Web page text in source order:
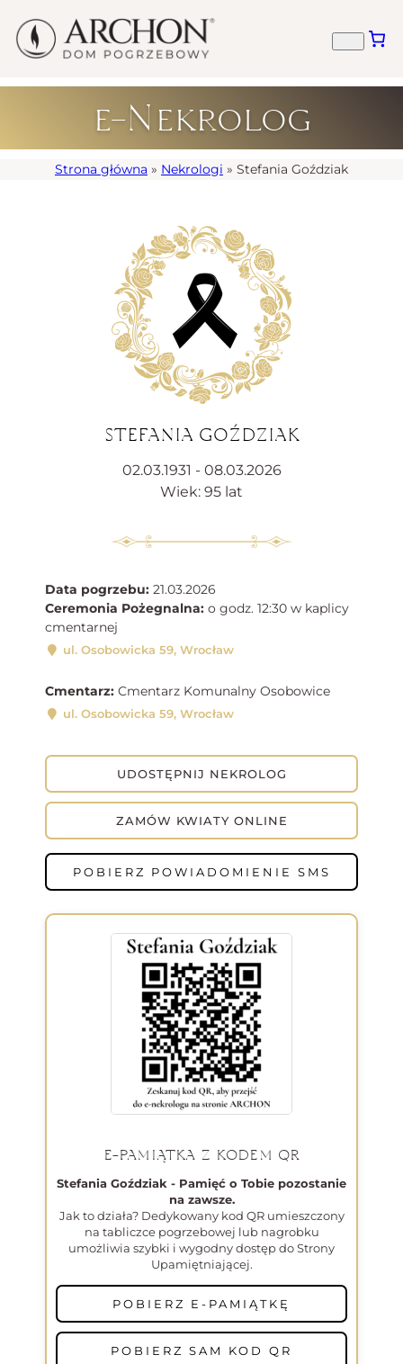
e-Nekrolog
Strona główna » Nekrologi » Stefania Goździak
STEFANIA GOŹDZIAK
02.03.1931 - 08.03.2026
Wiek: 95 lat
Data pogrzebu: 21.03.2026
Ceremonia Pożegnalna: o godz. 12:30 w kaplicy
cmentarnej
ul. Osobowicka 59, Wrocław
Cmentarz: Cmentarz Komunalny Osobowice
ul. Osobowicka 59, Wrocław
UDOSTĘPNIJ NEKROLOG
ZAMÓW KWIATY ONLINE
POBIERZ POWIADOMIENIE SMS
E-PAMIĄTKA Z KODEM QR
Stefania Goździak - Pamięć o Tobie pozostanie
na zawsze.
Jak to działa? Dedykowany kod QR umieszczony
na tabliczce pogrzebowej lub nagrobku
umożliwia szybki i wygodny dostęp do Strony
Upamiętniającej.
POBIERZ E-PAMIĄTKĘ
POBIERZ SAM KOD QR